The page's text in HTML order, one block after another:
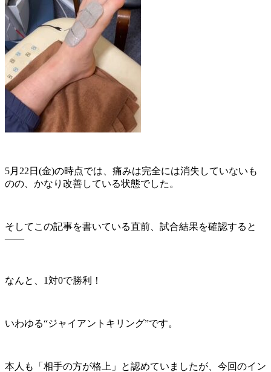
5月22日(金)の時点では、痛みは完全には消失していないも
のの、かなり改善している状態でした。
そしてこの記事を書いている直前、試合結果を確認すると
――
なんと、1対0で勝利！
いわゆる“ジャイアントキリング”です。
本人も「相手の方が格上」と認めていましたが、今回のイン